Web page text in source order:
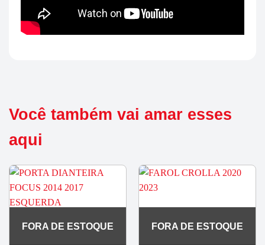
Você também vai amar esses
aqui
FORA DE ESTOQUE FORA DE ESTOQUE